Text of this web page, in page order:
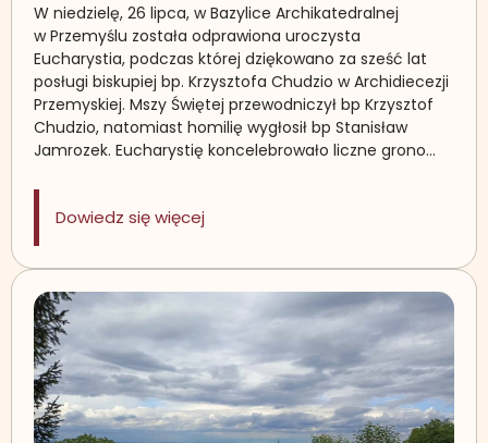
W niedzielę, 26 lipca, w Bazylice Archikatedralnej
w Przemyślu została odprawiona uroczysta
Eucharystia, podczas której dziękowano za sześć lat
posługi biskupiej bp. Krzysztofa Chudzio w Archidiecezji
Przemyskiej. Mszy Świętej przewodniczył bp Krzysztof
Chudzio, natomiast homilię wygłosił bp Stanisław
Jamrozek. Eucharystię koncelebrowało liczne grono…
Dowiedz się więcej: Eucharystia dziękczynna za